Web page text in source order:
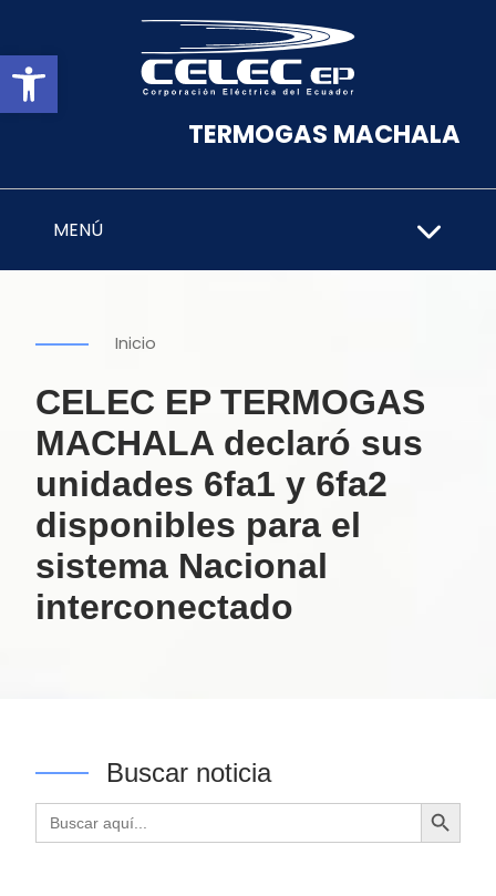
Abrir barra de herramientas
TERMOGAS MACHALA
MENÚ
Inicio
CELEC EP TERMOGAS
MACHALA declaró sus
unidades 6fa1 y 6fa2
disponibles para el
sistema Nacional
interconectado
Buscar noticia
Buscar: Botón de búsqueda